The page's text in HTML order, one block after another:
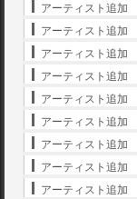
アーティスト追加
アーティスト追加
アーティスト追加
アーティスト追加
アーティスト追加
アーティスト追加
アーティスト追加
アーティスト追加
アーティスト追加